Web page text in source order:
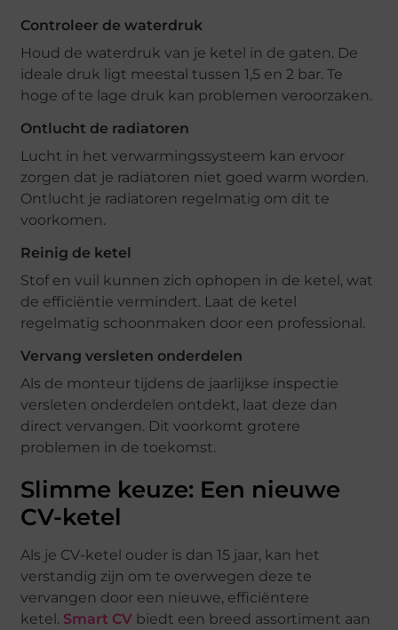
Controleer de waterdruk
Houd de waterdruk van je ketel in de gaten. De
ideale druk ligt meestal tussen 1,5 en 2 bar. Te
hoge of te lage druk kan problemen veroorzaken.
Ontlucht de radiatoren
Lucht in het verwarmingssysteem kan ervoor
zorgen dat je radiatoren niet goed warm worden.
Ontlucht je radiatoren regelmatig om dit te
voorkomen.
Reinig de ketel
Stof en vuil kunnen zich ophopen in de ketel, wat
de efficiëntie vermindert. Laat de ketel
regelmatig schoonmaken door een professional.
Vervang versleten onderdelen
Als de monteur tijdens de jaarlijkse inspectie
versleten onderdelen ontdekt, laat deze dan
direct vervangen. Dit voorkomt grotere
problemen in de toekomst.
Slimme keuze: Een nieuwe
CV-ketel
Als je CV-ketel ouder is dan 15 jaar, kan het
verstandig zijn om te overwegen deze te
vervangen door een nieuwe, efficiëntere
ketel. Smart CV biedt een breed assortiment aan